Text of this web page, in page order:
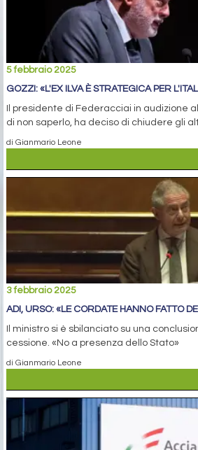
5 febbraio 2025
GOZZI: «L'EX ILVA È STRATEGICA PER
Il presidente di Federacciai in audizione
di non saperlo, ha deciso di chiudere gli
di Gianmario Leone
3 febbraio 2025
ADI, URSO: «LE CORDATE HANNO FATTO
Il ministro si è sbilanciato su una
cessione. «No a presenza dello Stato»
di Gianmario Leone